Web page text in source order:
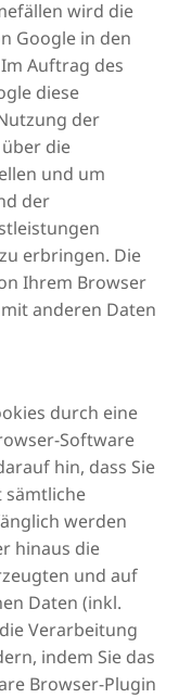
wird die
Google in den
Auftrag des
diese
der
die
und um
der
erbringen. Die
Ihrem Browser
anderen Daten
durch eine
Software
hin, dass Sie
sämtliche
werden
hinaus die
und auf
Daten (inkl.
Verarbeitung
indem Sie das
Browser-Plugin